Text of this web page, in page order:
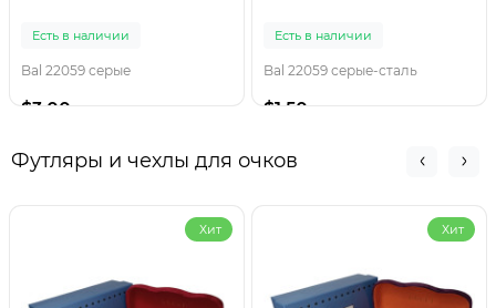
Есть в наличии
Bal 22059 серые
$3.00
Есть в наличии
Bal 22059 серые-сталь
$1.50
Футляры и чехлы для очков
Хит Хит